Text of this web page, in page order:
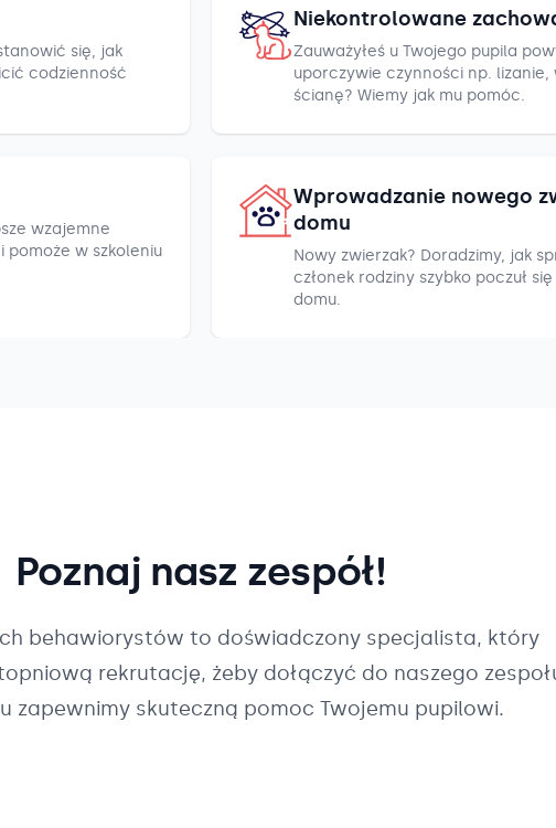
się, jak
codzienność
Niekontrolowane
Zauważyłeś u Twojego pupila
uporczywie czynności np.
ścianę? Wiemy jak mu pomóc.
wzajemne
pomoże w szkoleniu
Wprowadzanie nowego
domu
Nowy zwierzak? Doradzimy, jak
członek rodziny szybko poczuł
domu.
Poznaj nasz zespół!
behawiorystów to doświadczony specjalista, który
rekrutację, żeby dołączyć do naszego
zapewnimy skuteczną pomoc Twojemu pupilowi.